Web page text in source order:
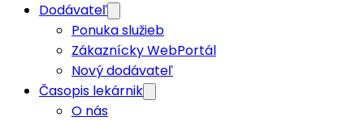
Dodávateľ
Ponuka služieb
Zákaznícky WebPortál
Nový dodávateľ
Časopis lekárnik
O nás